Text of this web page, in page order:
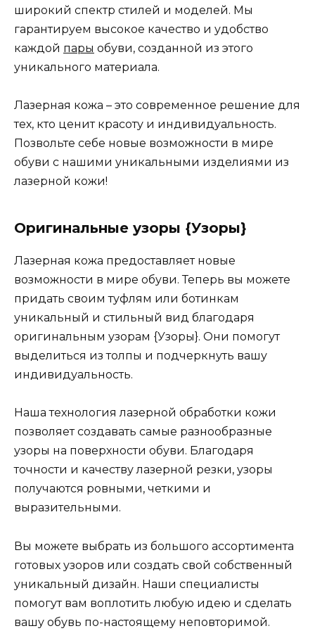
широкий спектр стилей и моделей. Мы
гарантируем высокое качество и удобство
каждой пары обуви, созданной из этого
уникального материала.
Лазерная кожа – это современное решение для
тех, кто ценит красоту и индивидуальность.
Позвольте себе новые возможности в мире
обуви с нашими уникальными изделиями из
лазерной кожи!
Оригинальные узоры {Узоры}
Лазерная кожа предоставляет новые
возможности в мире обуви. Теперь вы можете
придать своим туфлям или ботинкам
уникальный и стильный вид благодаря
оригинальным узорам {Узоры}. Они помогут
выделиться из толпы и подчеркнуть вашу
индивидуальность.
Наша технология лазерной обработки кожи
позволяет создавать самые разнообразные
узоры на поверхности обуви. Благодаря
точности и качеству лазерной резки, узоры
получаются ровными, четкими и
выразительными.
Вы можете выбрать из большого ассортимента
готовых узоров или создать свой собственный
уникальный дизайн. Наши специалисты
помогут вам воплотить любую идею и сделать
вашу обувь по-настоящему неповторимой.